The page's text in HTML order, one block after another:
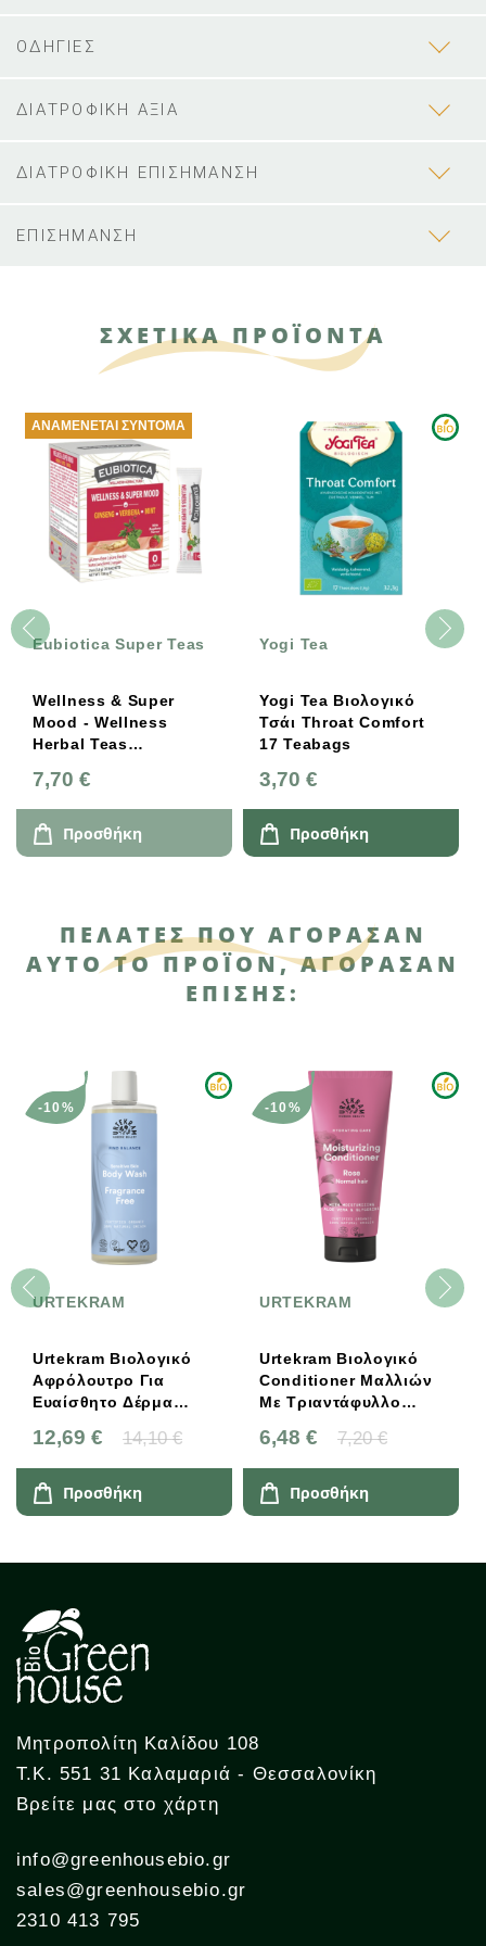
ΟΔΗΓΙΕΣ
ΔΙΑΤΡΟΦΙΚΗ ΑΞΙΑ
ΔΙΑΤΡΟΦΙΚΗ ΕΠΙΣΗΜΑΝΣΗ
ΕΠΙΣΗΜΑΝΣΗ
ΣΧΕΤΙΚΑ ΠΡΟΪΟΝΤΑ
Eubiotica Super Teas
Wellness & Super
Mood - Wellness
Herbal Teas
7,70 €
ΑΝΑΜΈΝΕΤΑΙ ΣΎΝΤΟΜΑ
Προσθήκη
Yogi Tea
Yogi Tea Βιολογικό
Τσάι Throat Comfort
17 Teabags
3,70 €
Προσθήκη
ΠΕΛΆΤΕΣ ΠΟΥ ΑΓΌΡΑΣΑΝ
ΑΥΤΌ ΤΟ ΠΡΟΪΌΝ, ΑΓΌΡΑΣΑΝ
ΕΠΊΣΗΣ:
URTEKRAM
Urtekram Βιολογικό
Αφρόλουτρο Για
Ευαίσθητο Δέρμα
12,69 € 14,10 €
-10%
Προσθήκη
URTEKRAM
Urtekram Βιολογικό
Conditioner Μαλλιών
Με Τριαντάφυλλο
6,48 € 7,20 €
-10%
Προσθήκη
Μητροπολίτη Καλίδου 108
Τ.Κ. 551 31 Καλαμαριά - Θεσσαλονίκη
Βρείτε μας στο χάρτη
info@greenhousebio.gr
sales@greenhousebio.gr
2310 413 795